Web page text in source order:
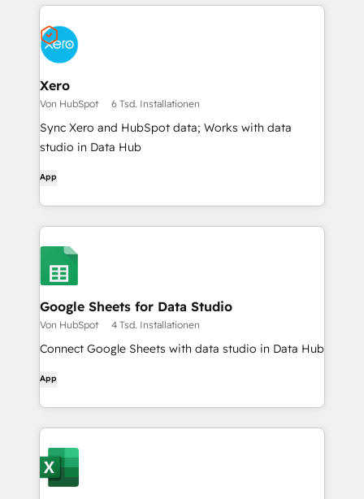
Xero
Von HubSpot 6 Tsd. Installationen
Sync Xero and HubSpot data; Works with data
studio in Data Hub
App
Google Sheets for Data Studio
Von HubSpot 4 Tsd. Installationen
Connect Google Sheets with data studio in Data Hub
App